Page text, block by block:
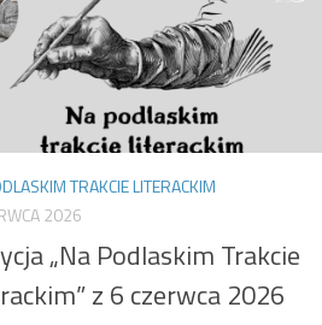
TRAKCIE LITERACKIM
2026
„Na Podlaskim Trakcie
z 6 czerwca 2026